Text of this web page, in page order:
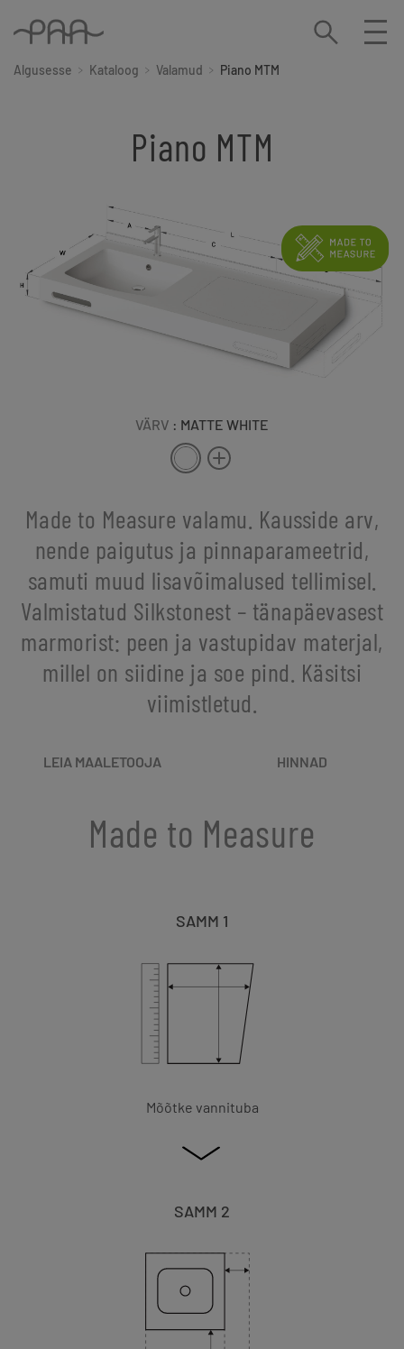
Algusesse Kataloog Valamud Piano MTM
Piano MTM
VÄRV : MATTE WHITE
Made to Measure valamu. Kausside arv,
nende paigutus ja pinnaparameetrid,
samuti muud lisavõimalused tellimisel.
Valmistatud Silkstonest – tänapäevasest
marmorist: peen ja vastupidav materjal,
millel on siidine ja soe pind. Käsitsi
viimistletud.
LEIA MAALETOOJA HINNAD
Made to Measure
SAMM 1
Mõõtke vannituba
SAMM 2